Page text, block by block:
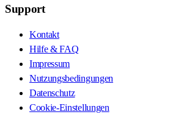
Support
Kontakt
Hilfe & FAQ
Impressum
Nutzungsbedingungen
Datenschutz
Cookie-Einstellungen